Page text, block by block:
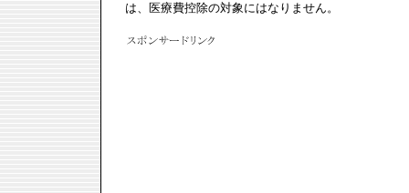
は、医療費控除の対象にはなりません。